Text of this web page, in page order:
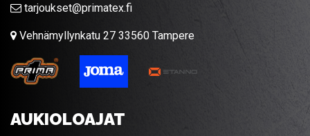
tarjoukset@primatex.fi
Vehnämyllynkatu 27 33560 Tampere
AUKIOLOAJAT